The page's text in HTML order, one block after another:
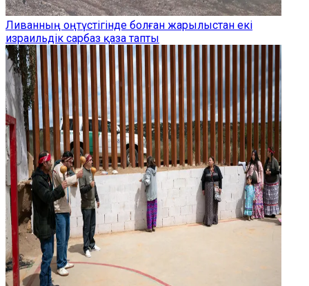
Ливанның оңтүстігінде болған жарылыстан екі
израильдік сарбаз қаза тапты